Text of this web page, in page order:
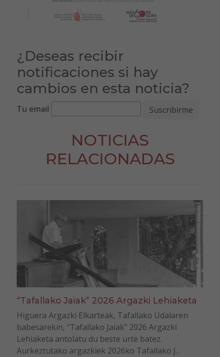
¿Deseas recibir
notificaciones si hay
cambios en esta noticia?
Tu email
NOTICIAS
RELACIONADAS
“Tafallako Jaiak” 2026 Argazki Lehiaketa
Higuera Argazki Elkarteak, Tafallako Udalaren
babesarekin, “Tafallako Jaiak” 2026 Argazki
Lehiaketa antolatu du beste urte batez.
Aurkeztutako argazkiek 2026ko Tafallako J...